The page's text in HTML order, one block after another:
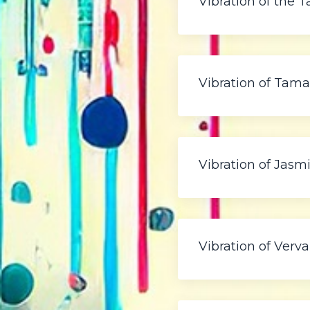
Vibration of
Vibration of
Vibration of